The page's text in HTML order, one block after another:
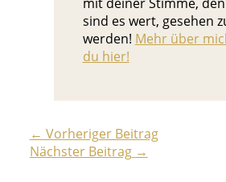
sind es wert, gesehen
werden! Mehr über
du hier!
← Vorheriger Beitrag
Nächster Beitrag →